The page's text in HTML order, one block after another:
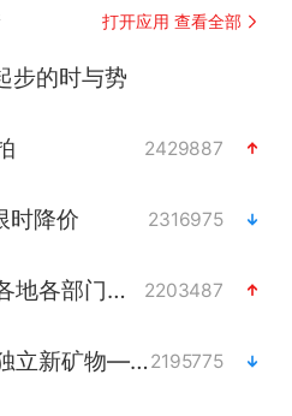
打开应用 查看全部
步的时与势
2429887
时降价 2316975
台风“白海豚”登陆 各地各部门全力应对 2203487
我国发现稀散金属独立新矿物——乌斯河锗矿2195775